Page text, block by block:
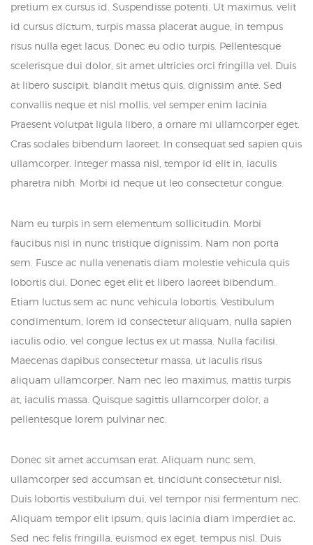
pretium ex cursus id. Suspendisse potenti. Ut maximus, velit
id cursus dictum, turpis massa placerat augue, in tempus
risus nulla eget lacus. Donec eu odio turpis. Pellentesque
scelerisque dui dolor, sit amet ultricies orci fringilla vel. Duis
at libero suscipit, blandit metus quis, dignissim ante. Sed
convallis neque et nisl mollis, vel semper enim lacinia.
Praesent volutpat ligula libero, a ornare mi ullamcorper eget.
Cras sodales bibendum laoreet. In consequat sed sapien quis
ullamcorper. Integer massa nisl, tempor id elit in, iaculis
pharetra nibh. Morbi id neque ut leo consectetur congue.
Nam eu turpis in sem elementum sollicitudin. Morbi
faucibus nisl in nunc tristique dignissim. Nam non porta
sem. Fusce ac nulla venenatis diam molestie vehicula quis
lobortis dui. Donec eget elit et libero laoreet bibendum.
Etiam luctus sem ac nunc vehicula lobortis. Vestibulum
condimentum, lorem id consectetur aliquam, nulla sapien
iaculis odio, vel congue lectus ex ut massa. Nulla facilisi.
Maecenas dapibus consectetur massa, ut iaculis risus
aliquam ullamcorper. Nam nec leo maximus, mattis turpis
at, iaculis massa. Quisque sagittis ullamcorper dolor, a
pellentesque lorem pulvinar nec.
Donec sit amet accumsan erat. Aliquam nunc sem,
ullamcorper sed accumsan et, tincidunt consectetur nisl.
Duis lobortis vestibulum dui, vel tempor nisi fermentum nec.
Aliquam tempor elit ipsum, quis lacinia diam imperdiet ac.
Sed nec felis fringilla, euismod ex eget, tempus nisl. Duis